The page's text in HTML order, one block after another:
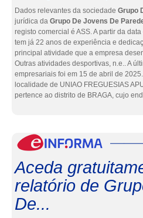
Dados relevantes da sociedade Grupo
jurídica da Grupo De Jovens De
registo comercial é ASS. A partir da
tem já 22 anos de experiência e
principal atividade que a empresa
Outras atividades desportivas, n.e.. A
empresariais foi em 15 de abril de
localidade de UNIAO FREGUESIAS
pertence ao distrito de BRAGA, cujo
Aceda
relatório de
De...